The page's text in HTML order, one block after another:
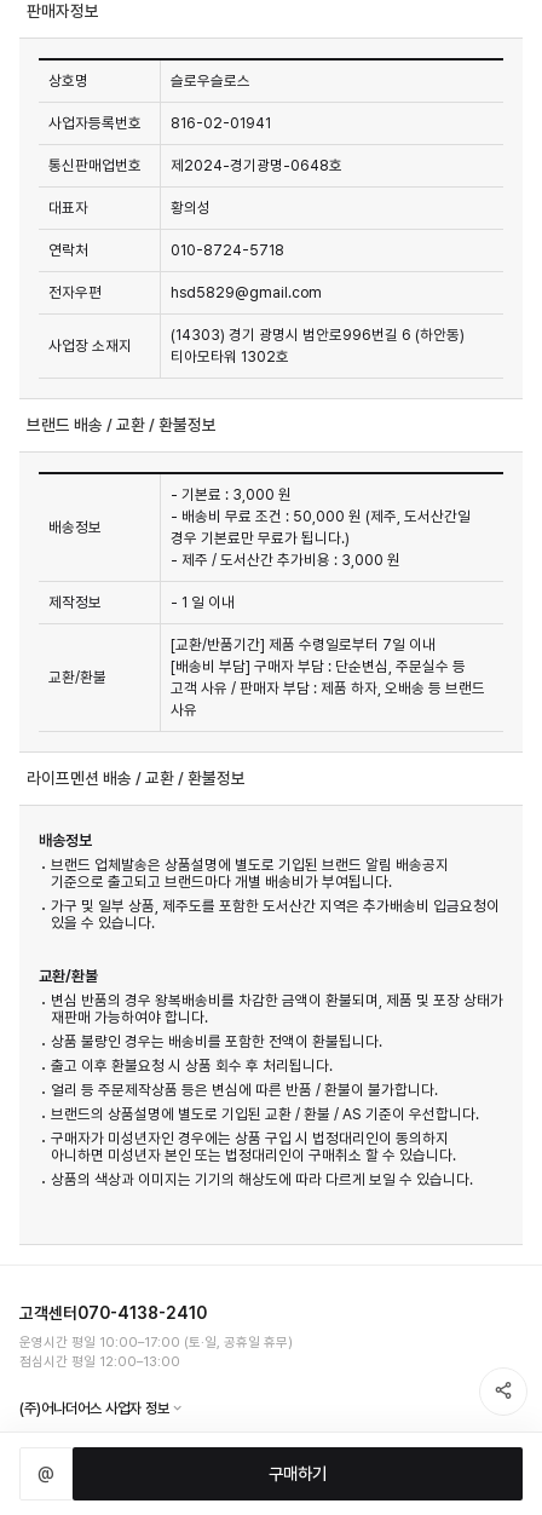
@ 구매하기
판매자정보
상호명 슬로우슬로스
사업자등록번호 816-02-01941
통신판매업번호 제2024-경기광명-0648호
대표자 황의성
연락처 010-8724-5718
전자우편 hsd5829@gmail.com
사업장 소재지
(14303) 경기 광명시 범안로996번길 6 (하안동)
티아모타워 1302호
브랜드 배송 / 교환 / 환불정보
배송정보
- 기본료 : 3,000 원
- 배송비 무료 조건 : 50,000 원 (제주, 도서산간일
경우 기본료만 무료가 됩니다.)
- 제주 / 도서산간 추가비용 : 3,000 원
제작정보 - 1 일 이내
교환/환불
[교환/반품기간] 제품 수령일로부터 7일 이내
[배송비 부담] 구매자 부담 : 단순변심, 주문실수 등
고객 사유 / 판매자 부담 : 제품 하자, 오배송 등 브랜드
사유
라이프멘션 배송 / 교환 / 환불정보
배송정보
브랜드 업체발송은 상품설명에 별도로 기입된 브랜드 알림 배송공지
기준으로 출고되고 브랜드마다 개별 배송비가 부여됩니다.
가구 및 일부 상품, 제주도를 포함한 도서산간 지역은 추가배송비 입금요청이
있을 수 있습니다.
교환/환불
변심 반품의 경우 왕복배송비를 차감한 금액이 환불되며, 제품 및 포장 상태가
재판매 가능하여야 합니다.
상품 불량인 경우는 배송비를 포함한 전액이 환불됩니다.
출고 이후 환불요청 시 상품 회수 후 처리됩니다.
얼리 등 주문제작상품 등은 변심에 따른 반품 / 환불이 불가합니다.
브랜드의 상품설명에 별도로 기입된 교환 / 환불 / AS 기준이 우선합니다.
구매자가 미성년자인 경우에는 상품 구입 시 법정대리인이 동의하지
아니하면 미성년자 본인 또는 법정대리인이 구매취소 할 수 있습니다.
상품의 색상과 이미지는 기기의 해상도에 따라 다르게 보일 수 있습니다.
고객센터 070-4138-2410
운영시간 평일 10:00–17:00 (토·일, 공휴일 휴무)
점심시간 평일 12:00–13:00
(주)어나더어스 사업자 정보